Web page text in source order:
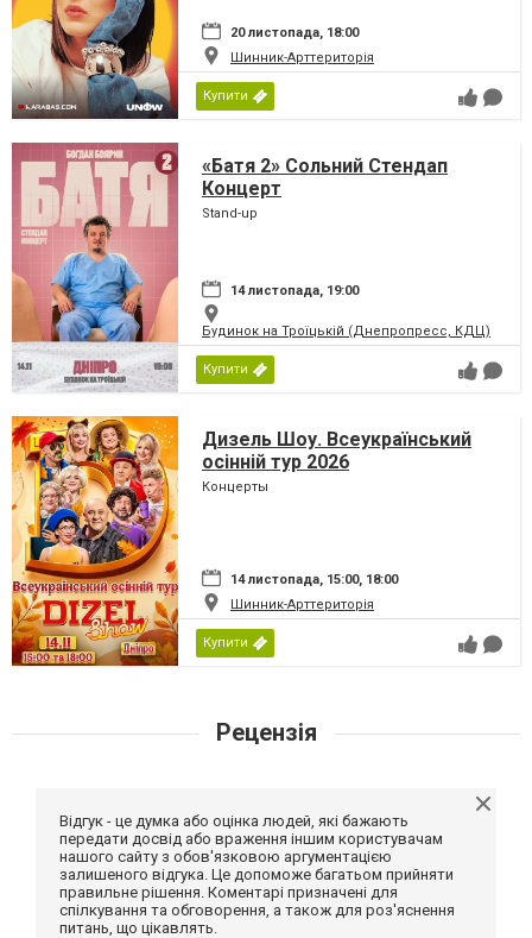
20 листопада, 18:00
Шинник-Арттериторія
Купити
«Батя 2» Сольний Стендап
Концерт
Stand-up
14 листопада, 19:00
Будинок на Троїцькій (Днепропресс, КДЦ)
Купити
Дизель Шоу. Всеукраїнський
осінній тур 2026
Концерты
14 листопада, 15:00, 18:00
Шинник-Арттериторія
Купити
Рецензія
Відгук - це думка або оцінка людей, які бажають
передати досвід або враження іншим користувачам
нашого сайту з обов'язковою аргументацією
залишеного відгука. Це допоможе багатьом прийняти
правильне рішення. Коментарі призначені для
спілкування та обговорення, а також для роз'яснення
питань, що цікавлять.